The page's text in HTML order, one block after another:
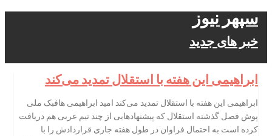
سپهر نیوز
خبر های جدید
ابراهیمی این هفته با استقلال تمدید می‌کند
ابراهیمی این هفته با استقلال تمدید می‌کند امید ابراهیمی هافبک ملی
پوش فصل گذشته استقلال که پیشنهادهایی از چند تیم عربی هم دریافت
کرده است به احتمال فراوان در طول هفته جاری قراردادش را با